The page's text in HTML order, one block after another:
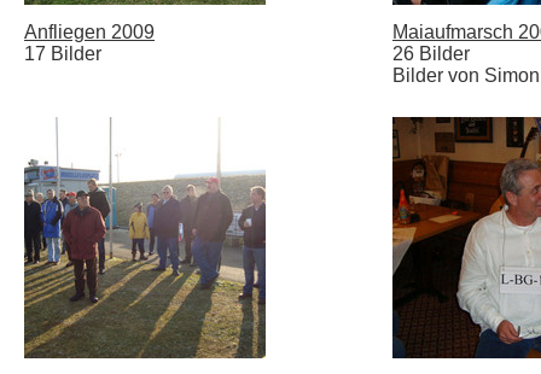
Anfliegen 2009
17 Bilder
Maiaufmarsch
26 Bilder
Bilder von